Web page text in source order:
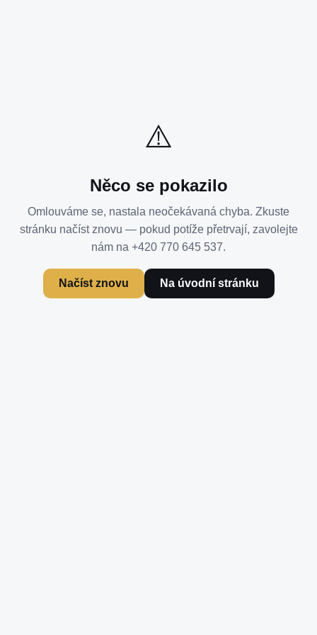
⚠️
Něco se pokazilo
Omlouváme se, nastala neočekávaná chyba. Zkuste
stránku načíst znovu — pokud potíže přetrvají, zavolejte
nám na +420 770 645 537.
Načíst znovu Na úvodní stránku